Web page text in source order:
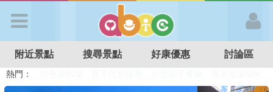
APP登入
附近景點 搜尋景點 好康優惠 討論區
熱門：
特色遊戲場
親子住房優惠 台北親子餐廳 溫泉泡湯SPA